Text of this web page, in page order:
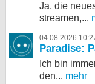
Ja, die
streamen,...
04.08.2026
Paradise:
Ich bin
den... mehr